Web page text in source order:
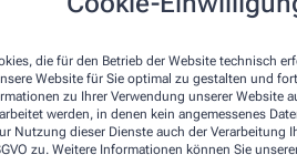
die für den Betrieb der Website technisch
Website für Sie optimal zu gestalten und
zu Ihrer Verwendung unserer Website
werden, in denen kein angemessenes
Nutzung dieser Dienste auch der Verarbeitung
zu. Weitere Informationen können Sie
Sie von Ihrem Traumziel –